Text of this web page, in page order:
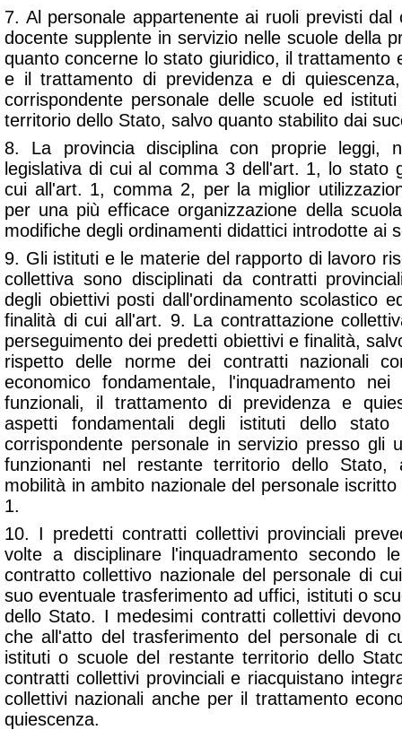
7. Al personale appartenente ai ruoli previsti
docente supplente in servizio nelle scuole della
quanto concerne lo stato giuridico, il trattamento
e il trattamento di previdenza e di
corrispondente personale delle scuole ed
territorio dello Stato, salvo quanto stabilito dai
8. La provincia disciplina con proprie leggi,
legislativa di cui al comma 3 dell'art. 1, lo stato
cui all'art. 1, comma 2, per la miglior
per una più efficace organizzazione della
modifiche degli ordinamenti didattici introdotte ai
9. Gli istituti e le materie del rapporto di lavoro
collettiva sono disciplinati da contratti
degli obiettivi posti dall'ordinamento scolastico
finalità di cui all'art. 9. La contrattazione
perseguimento dei predetti obiettivi e finalità,
rispetto delle norme dei contratti nazionali
economico fondamentale, l'inquadramento
funzionali, il trattamento di previdenza e
aspetti fondamentali degli istituti dello
corrispondente personale in servizio presso gli
funzionanti nel restante territorio dello
mobilità in ambito nazionale del personale
1.
10. I predetti contratti collettivi provinciali
volte a disciplinare l'inquadramento secondo
contratto collettivo nazionale del personale di
suo eventuale trasferimento ad uffici, istituti o
dello Stato. I medesimi contratti collettivi
che all'atto del trasferimento del personale di
istituti o scuole del restante territorio dello
contratti collettivi provinciali e riacquistano
collettivi nazionali anche per il trattamento
quiescenza.